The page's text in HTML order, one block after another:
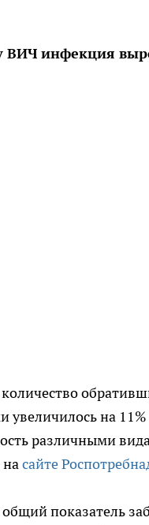
ВИЧ инфекция
количество
увеличилось на
различными
насайте
общий показатель